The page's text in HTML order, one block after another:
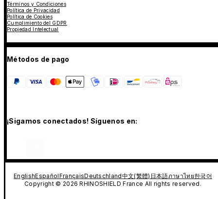
Términos y Condiciones
Política de Privacidad
Política de Cookies
Cumplimiento del GDPR
Propiedad Intelectual
Métodos de pago
¡Sigamos conectados! Síguenos en:
EnglishEspañolFrançaisDeutschland中文(繁體) 日本語ภาษาไทย한국어
Copyright © 2026 RHINOSHIELD France All rights reserved.